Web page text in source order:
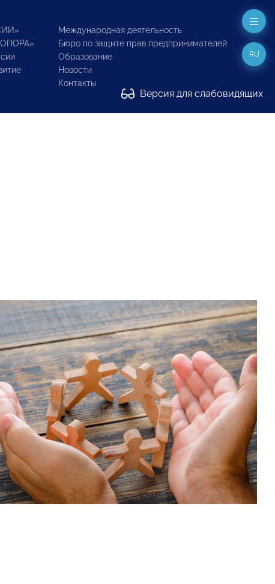
Международная деятельность
Бюро по защите прав предпринимателей
Образование
Новости
Контакты
Версия для слабовидящих
RU